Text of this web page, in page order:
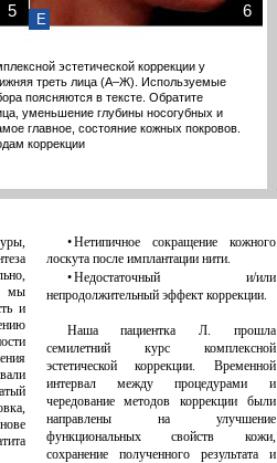
5 6
Е
эстетической коррекции у
треть лица (А–Ж). Используемые
поясняются в тексте. Обратите
уменьшение глубины носогубных и
главное, состояние кожных покровов.
коррекции
мы
и
• Нетипичное сокращение кожного
лоскута после имплантации нити.
• Недостаточный и/или
непродолжительный эффект коррекции.
Наша пациентка Л. прошла
семилетний курс комплексной
эстетической коррекции. Временной
интервал между процедурами и
чередование методов коррекции были
направлены на улучшение
функциональных свойств кожи,
сохранение полученного результата и